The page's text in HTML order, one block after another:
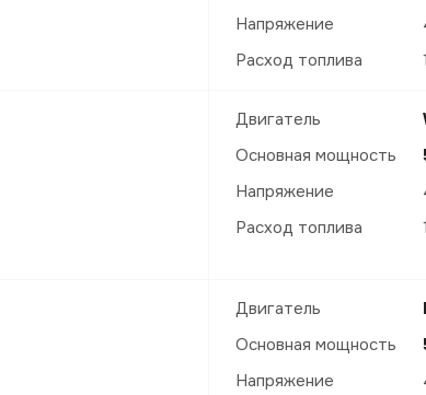
Напряжение
Расход топлива
Двигатель
Основная мощность
Напряжение
Расход топлива
Двигатель
Основная мощность
Напряжение